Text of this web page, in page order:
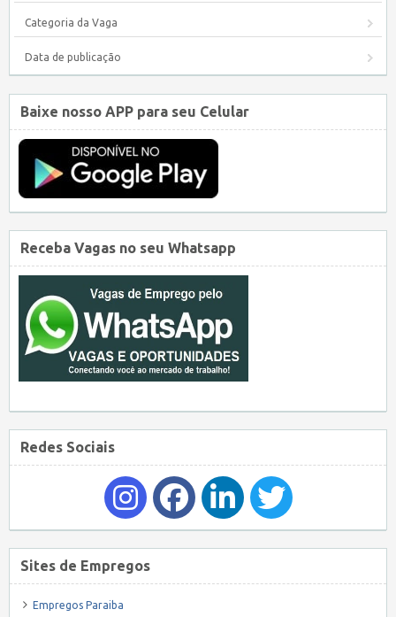
Categoria da Vaga
Data de publicação
Baixe nosso APP para seu Celular
Receba Vagas no seu Whatsapp
Redes Sociais
Sites de Empregos
Empregos Paraiba